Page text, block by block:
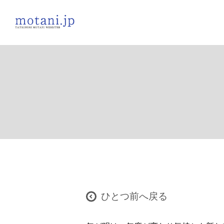
ひとつ前へ戻る